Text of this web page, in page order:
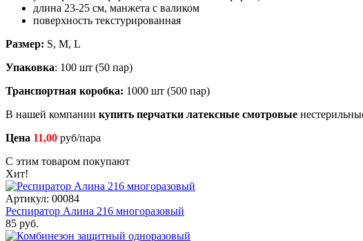
длина 23-25 см, манжета с валиком
поверхность текстурированная
Размер: S, M, L
Упаковка: 100 шт (50 пар)
Транспортная коробка: 1000 шт (500 пар)
В нашей компании купить перчатки латексные смотровые
Цена 11,00 руб/пара
С этим товаром покупают
Хит!
Артикул: 00084
Респиратор Алина 216 многоразовый
85 руб.